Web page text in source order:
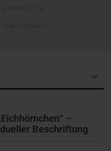
–
Beschriftung